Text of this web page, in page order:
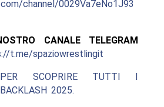
channel/0029Va7eNo1J93
CANALE TELEGRAM
t.me/spaziowrestlingit
SCOPRIRE TUTTI I
2025.